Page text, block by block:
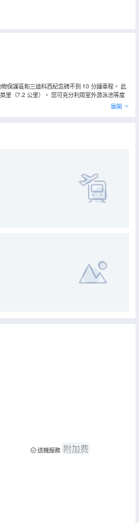
保護區和三迪科西紀念碑不到 10 分鐘車程。 此
里（7.2 公里）。 您可充分利用室外游泳池等度
、宴會廳和自動售貨機。 在加伯洛尼聯排別
下。自助式早餐（收費）供應時間為：週一至週
道，可滿足您的娛樂需求。配備淋浴設施的私人
展開
送機服務 附加费